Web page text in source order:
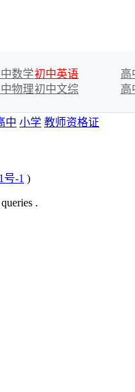
数学初中英语
物理初中文综
高
高
中 小学 教师资格证
号-1 )
.